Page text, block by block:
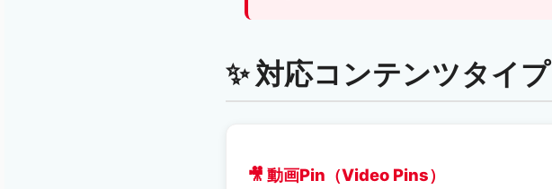
✨ 対応コンテンツタイプ
🎥 動画Pin（Video Pins）